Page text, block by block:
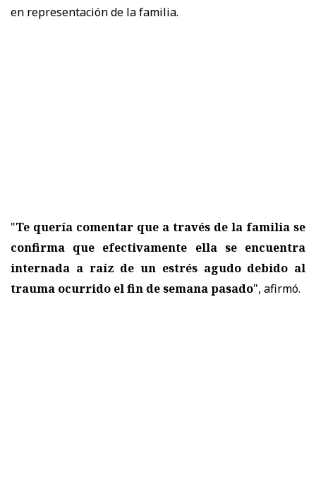
en representación de la familia.
"Te quería comentar que a través de la familia se
confirma que efectivamente ella se encuentra
internada a raíz de un estrés agudo debido al
trauma ocurrido el fin de semana pasado", afirmó.